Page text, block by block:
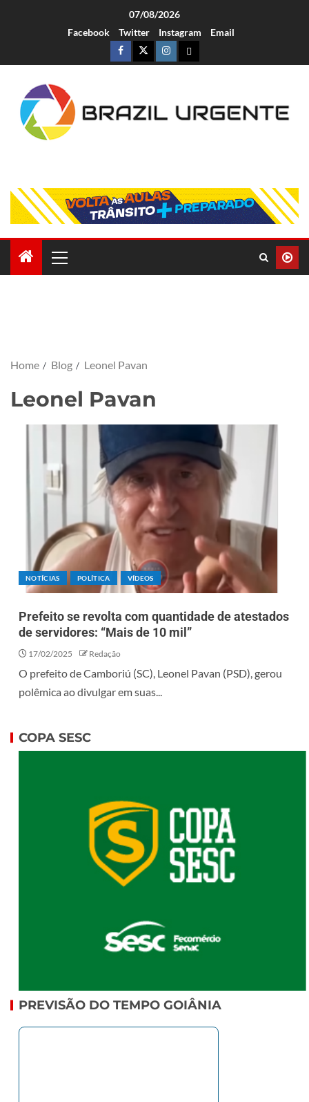
07/08/2026
Facebook
Twitter Instagram Email
Home Blog Leonel Pavan
Leonel Pavan
NOTÍCIAS POLÍTICA VÍDEOS
Prefeito se revolta com quantidade de atestados
de servidores: “Mais de 10 mil”
17/02/2025 Redação
O prefeito de Camboriú (SC), Leonel Pavan (PSD), gerou
polêmica ao divulgar em suas...
COPA SESC
PREVISÃO DO TEMPO GOIÂNIA